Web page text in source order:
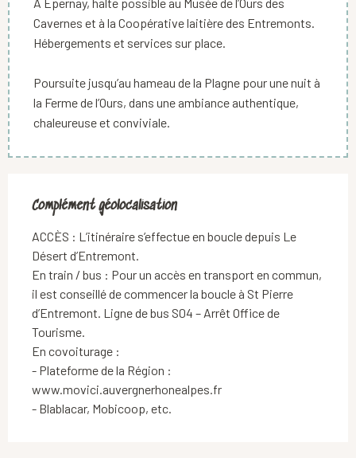
Cavernes et à la Coopérative laitière des Entremonts.
Hébergements et services sur place.
Poursuite jusqu’au hameau de la Plagne pour une nuit à
la Ferme de l’Ours, dans une ambiance authentique,
chaleureuse et conviviale.
Complément géolocalisation
Complément géolocalisation
ACCÈS : L’itinéraire s’effectue en boucle depuis Le
Désert d’Entremont.
En train / bus : Pour un accès en transport en commun,
il est conseillé de commencer la boucle à St Pierre
d’Entremont. Ligne de bus S04 – Arrêt Office de
Tourisme.
En covoiturage :
- Plateforme de la Région :
www.movici.auvergnerhonealpes.fr
- Blablacar, Mobicoop, etc.